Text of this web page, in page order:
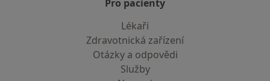
Pro pacienty
Lékaři
Zdravotnická zařízení
Otázky a odpovědi
Služby